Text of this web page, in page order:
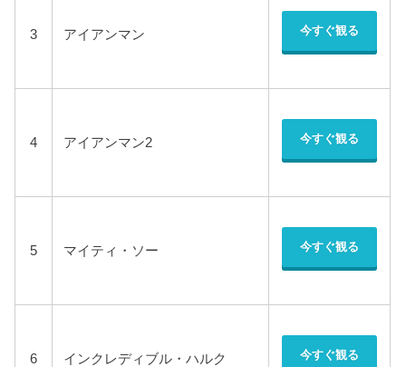
3 アイアンマン 今すぐ観る
4 アイアンマン2 今すぐ観る
5 マイティ・ソー 今すぐ観る
6 インクレディブル・ハルク 今すぐ観る